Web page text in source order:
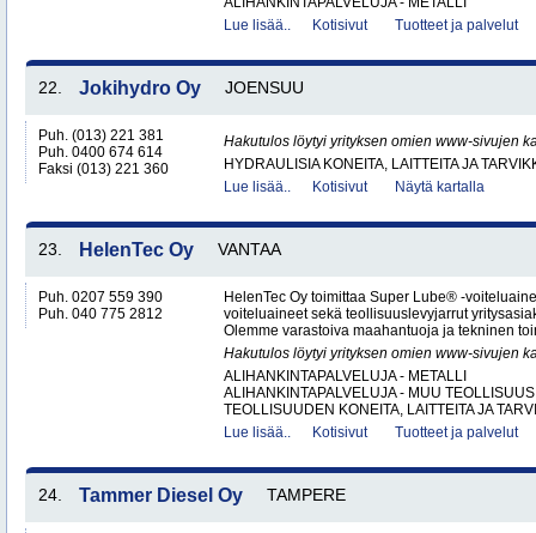
Lue lisää..
Kotisivut Tuotteet ja palvelut
22. Jokihydro Oy JOENSUU
Puh. (013) 221 381
Puh. 0400 674 614
Faksi (013) 221 360
Hakutulos löytyi yrityksen omien www-sivujen
HYDRAULISIA KONEITA, LAITTEITA JA
Lue lisää..
Kotisivut Näytä kartalla
23. HelenTec Oy VANTAA
Puh. 0207 559 390
Puh. 040 775 2812
HelenTec Oy toimittaa Super Lube® -
voiteluaineet sekä teollisuuslevyjarrut
Olemme varastoiva maahantuoja ja tekninen
Hakutulos löytyi yrityksen omien www-sivujen
ALIHANKINTAPALVELUJA - METALLI
ALIHANKINTAPALVELUJA - MUU TEOLLISUUS
TEOLLISUUDEN KONEITA, LAITTEITA JA
Lue lisää..
Kotisivut Tuotteet ja palvelut
24. Tammer Diesel Oy TAMPERE